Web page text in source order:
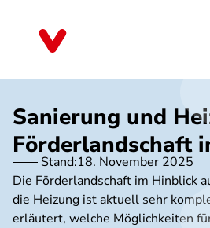
Sanierung und
Förderlandschaft
Stand:18. November 2025
Die Förderlandschaft im Hinblick
die Heizung ist aktuell sehr
erläutert, welche Möglichkeiten